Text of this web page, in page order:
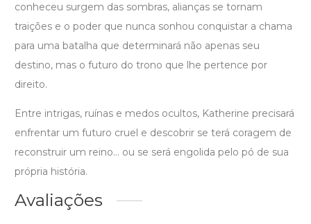
conheceu surgem das sombras, alianças se tornam
traições e o poder que nunca sonhou conquistar a chama
para uma batalha que determinará não apenas seu
destino, mas o futuro do trono que lhe pertence por
direito.
Entre intrigas, ruínas e medos ocultos, Katherine precisará
enfrentar um futuro cruel e descobrir se terá coragem de
reconstruir um reino… ou se será engolida pelo pó de sua
própria história.
Avaliações